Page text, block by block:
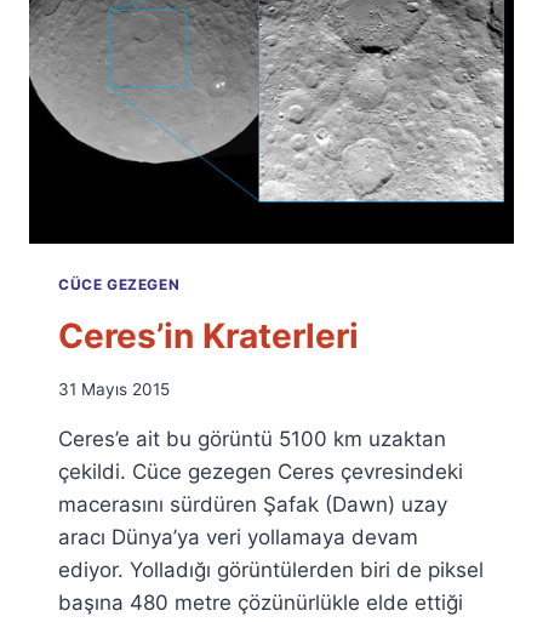
CÜCE GEZEGEN
Ceres’in Kraterleri
By
Fuat
Özyar
31 Mayıs 2015
Ceres’e ait bu görüntü 5100 km uzaktan
çekildi. Cüce gezegen Ceres çevresindeki
macerasını sürdüren Şafak (Dawn) uzay
aracı Dünya’ya veri yollamaya devam
ediyor. Yolladığı görüntülerden biri de piksel
başına 480 metre çözünürlükle elde ettiği